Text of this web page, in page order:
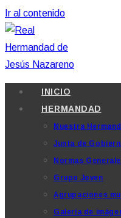
Ir al contenido
INICIO
HERMANDAD
Nuestra
Junta de
Normas
Grupo Joven
Agrupaciones
Galería de